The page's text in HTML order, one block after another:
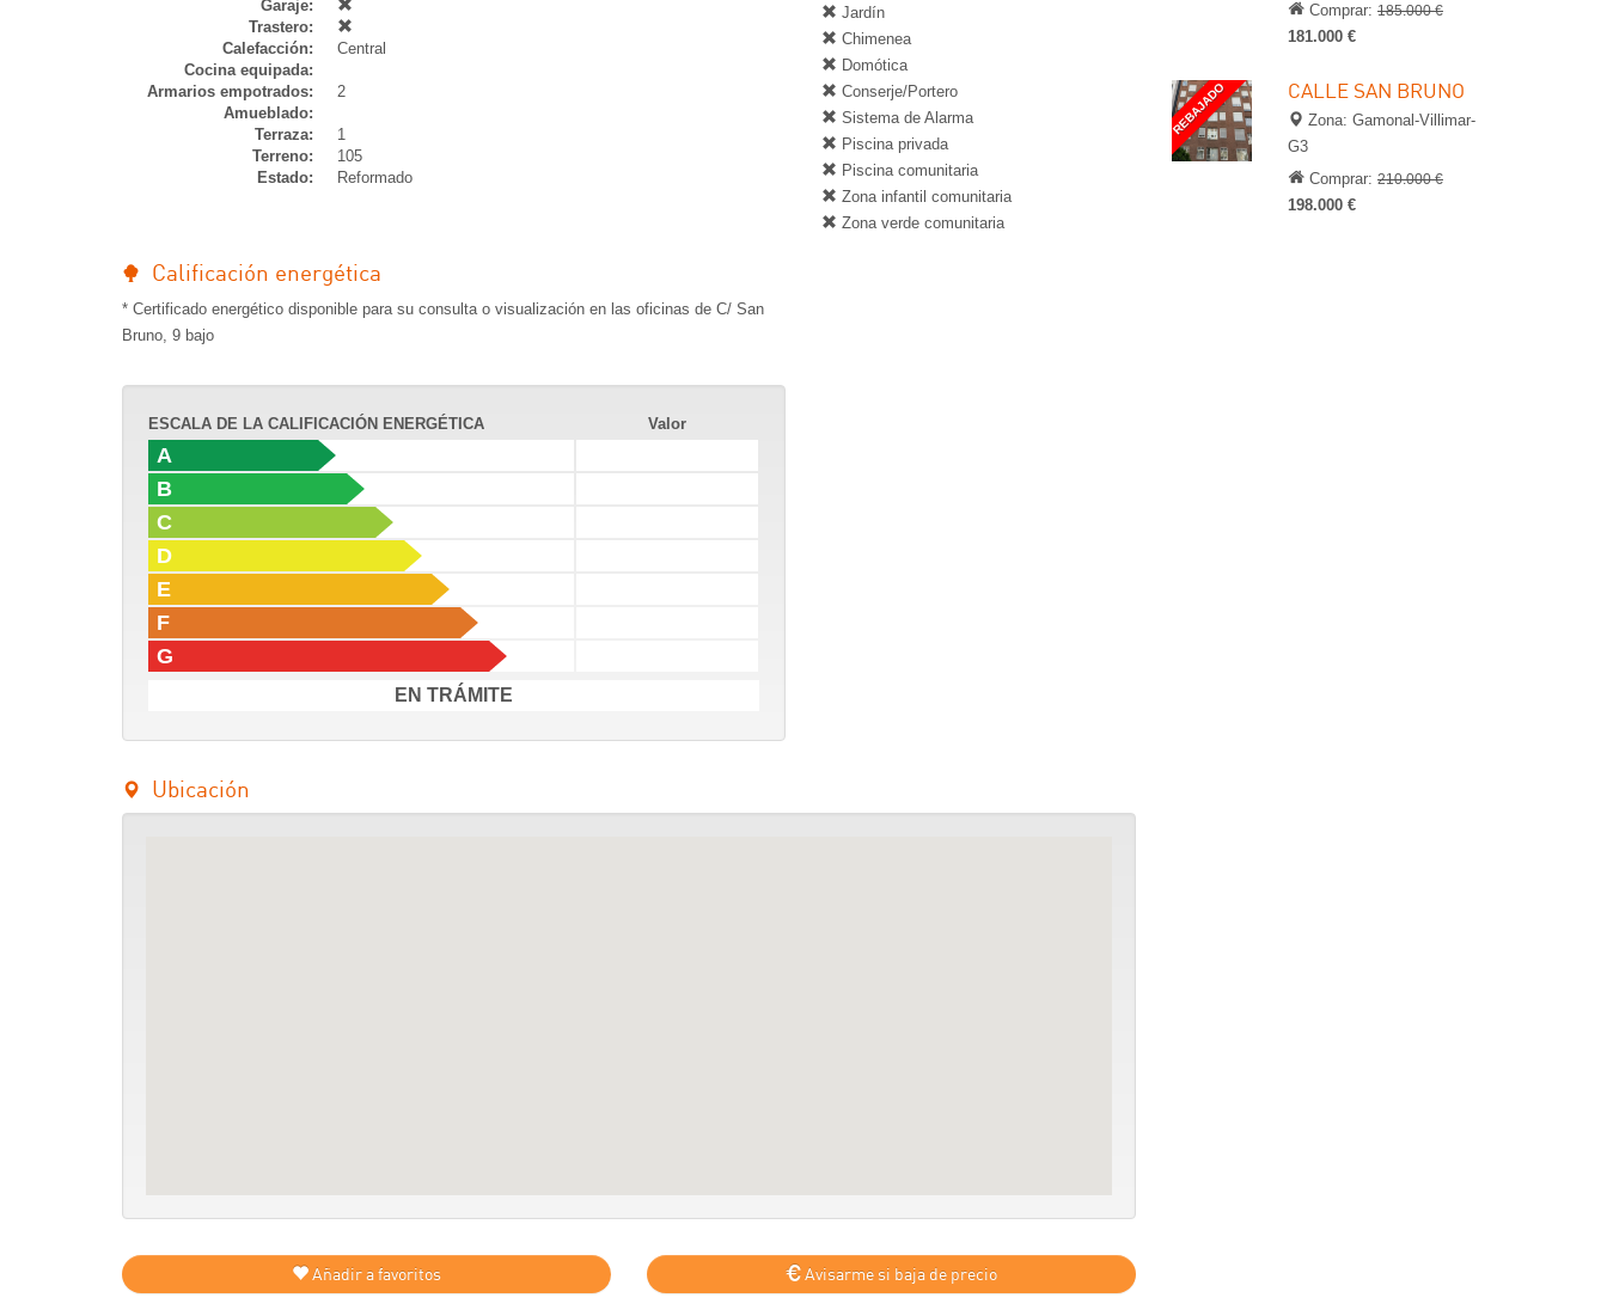
Garaje:
Trastero:
Calefacción:
Central
Cocina equipada:
Armarios empotrados:
2
Amueblado:
Terraza:
1
Terreno:
105
Estado:
Reformado
Jardín
Chimenea
Domótica
Conserje/Portero
Sistema de Alarma
Piscina privada
Piscina comunitaria
Zona infantil comunitaria
Zona verde comunitaria
Calificación energética
* Certificado energético disponible para su consulta o visualización en las oficinas de C/ San
Bruno, 9 bajo
ESCALA DE LA CALIFICACIÓN ENERGÉTICA Valor
A
B
C
D
E
F
G
EN TRÁMITE
Ubicación
Añadir a favoritos Avisarme si baja de precio
Comprar: 185.000 €
181.000 €
REBAJADO CALLE SAN BRUNO
Zona: Gamonal-Villimar-
G3
Comprar: 210.000 €
198.000 €